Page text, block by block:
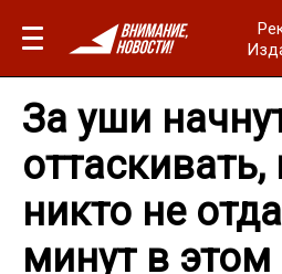
За уши
никто не
минут в